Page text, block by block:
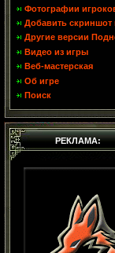
Фотографии
Добавить
Другие версии
Видео из игры
Веб-мастерская
Об игре
Поиск
РЕКЛАМА: